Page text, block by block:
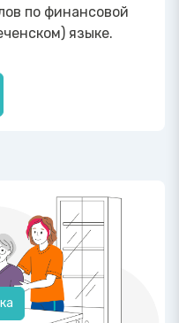
по финансовой
языке.